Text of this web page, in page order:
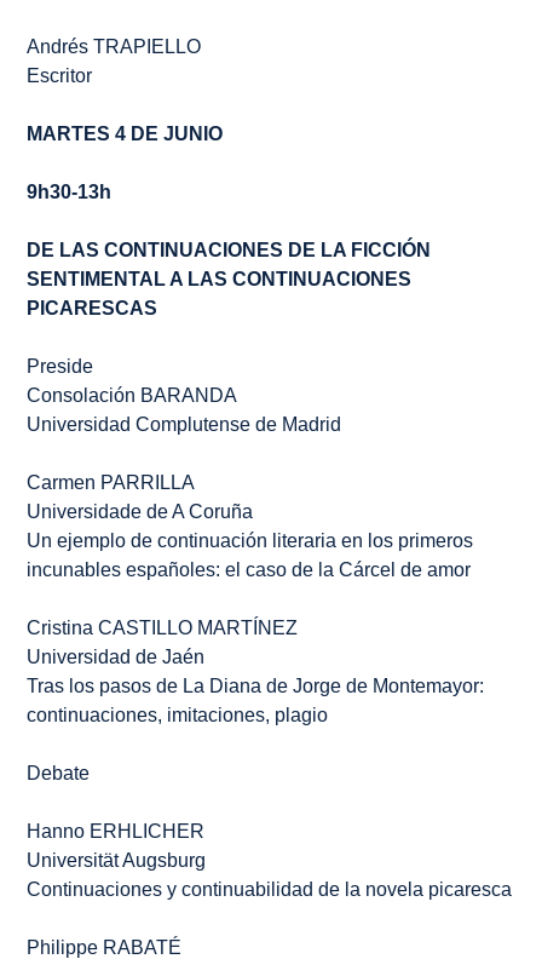
Andrés TRAPIELLO
Escritor
MARTES 4 DE JUNIO
9h30-13h
DE LAS CONTINUACIONES DE LA FICCIÓN
SENTIMENTAL A LAS CONTINUACIONES
PICARESCAS
Preside
Consolación BARANDA
Universidad Complutense de Madrid
Carmen PARRILLA
Universidade de A Coruña
Un ejemplo de continuación literaria en los primeros
incunables españoles: el caso de la Cárcel de amor
Cristina CASTILLO MARTÍNEZ
Universidad de Jaén
Tras los pasos de La Diana de Jorge de Montemayor:
continuaciones, imitaciones, plagio
Debate
Hanno ERHLICHER
Universität Augsburg
Continuaciones y continuabilidad de la novela picaresca
Philippe RABATÉ